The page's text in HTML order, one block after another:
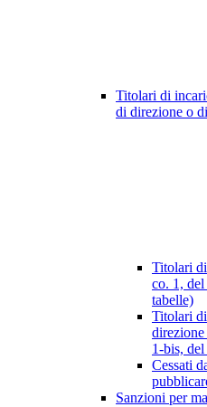
Titolari di
di direzione o
Titolari
co. 1,
tabelle)
Titolari
1-bis,
Cessati
Sanzioni per